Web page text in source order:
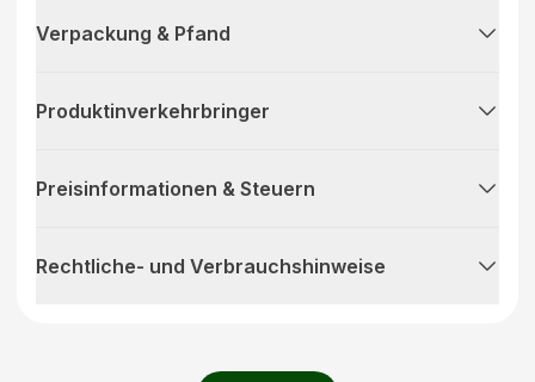
Verpackung & Pfand
Produktinverkehrbringer
Preisinformationen & Steuern
Rechtliche- und Verbrauchshinweise